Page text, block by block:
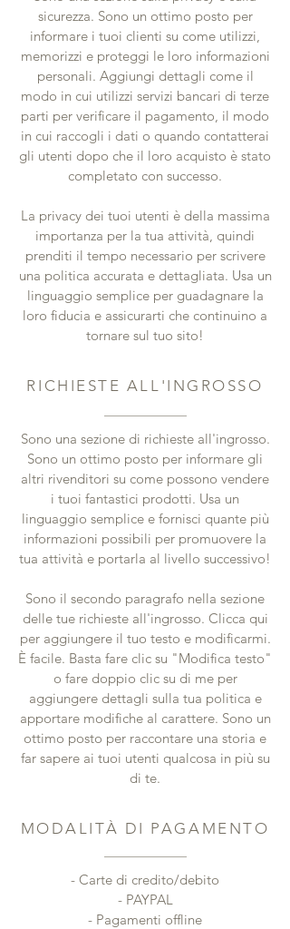
sicurezza. Sono un ottimo posto per
informare i tuoi clienti su come utilizzi,
memorizzi e proteggi le loro informazioni
personali. Aggiungi dettagli come il
modo in cui utilizzi servizi bancari di terze
parti per verificare il pagamento, il modo
in cui raccogli i dati o quando contatterai
gli utenti dopo che il loro acquisto è stato
completato con successo.
La privacy dei tuoi utenti è della massima
importanza per la tua attività, quindi
prenditi il tempo necessario per scrivere
una politica accurata e dettagliata. Usa un
linguaggio semplice per guadagnare la
loro fiducia e assicurarti che continuino a
tornare sul tuo sito!
RICHIESTE ALL'INGROSSO
Sono una sezione di richieste all'ingrosso.
Sono un ottimo posto per informare gli
altri rivenditori su come possono vendere
i tuoi fantastici prodotti. Usa un
linguaggio semplice e fornisci quante più
informazioni possibili per promuovere la
tua attività e portarla al livello successivo!
Sono il secondo paragrafo nella sezione
delle tue richieste all'ingrosso. Clicca qui
per aggiungere il tuo testo e modificarmi.
È facile. Basta fare clic su "Modifica testo"
o fare doppio clic su di me per
aggiungere dettagli sulla tua politica e
apportare modifiche al carattere. Sono un
ottimo posto per raccontare una storia e
far sapere ai tuoi utenti qualcosa in più su
di te.
MODALITÀ DI PAGAMENTO
- Carte di credito/debito
- PAYPAL
- Pagamenti offline